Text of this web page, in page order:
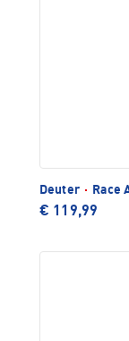
Deuter · Race
€ 119,99